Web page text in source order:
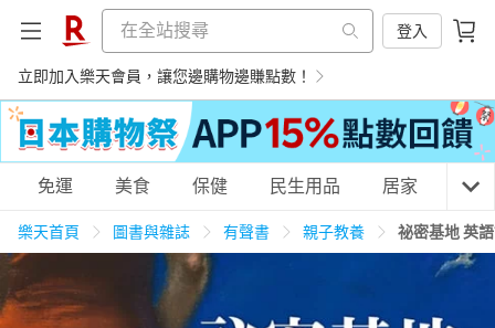
登入
立即加入樂天會員，讓您邊購物邊賺點數！
購物網分類
天天免運 美食蛋糕
免運 美食 保健 民生用品 居家 3C
樂天首頁 圖書與雜誌 有聲書 親子教養 祕密基地 英